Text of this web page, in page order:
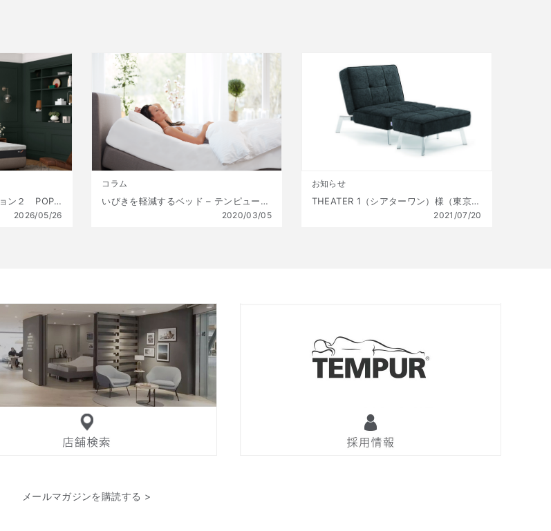
銀座三越 7階プロモーション２ POPUP 【5/27(水)～6/9(火)】
2026/05/26
コラム
いびきを軽減するベッド – テンピュール ® ゼロジー®
2020/03/05
お知らせ
THEATER 1（シアターワン）様（東京都西多摩郡）：オストゥーニを採用頂きました
2021/07/20
メールマガジンを購読する >